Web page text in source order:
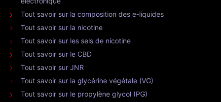
Tout savoir sur la composition des e-liquides
Tout savoir sur la nicotine
Tout savoir sur les sels de nicotine
Tout savoir sur le CBD
Tout savoir sur JNR
Tout savoir sur la glycérine végétale (VG)
Tout savoir sur le propylène glycol (PG)